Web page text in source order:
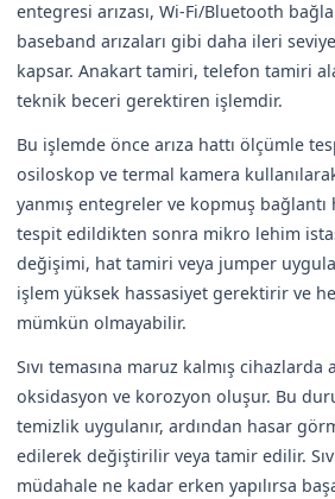
entegresi arızası, Wi-Fi/Bluetooth
baseband arızaları gibi daha ileri
kapsar. Anakart tamiri, telefon tamiri
teknik beceri gerektiren işlemdir.
Bu işlemde önce arıza hattı ölçümle
osiloskop ve termal kamera
yanmış entegreler ve kopmuş bağlantı
tespit edildikten sonra mikro lehim
değişimi, hat tamiri veya jumper
işlem yüksek hassasiyet gerektirir ve
mümkün olmayabilir.
Sıvı temasına maruz kalmış
oksidasyon ve korozyon oluşur. Bu
temizlik uygulanır, ardından hasar
edilerek değiştirilir veya tamir edilir.
müdahale ne kadar erken yapılırsa